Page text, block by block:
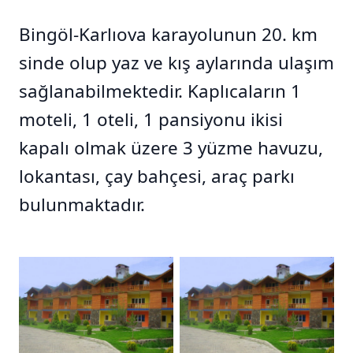
Bingöl-Karlıova karayolunun 20. km
sinde olup yaz ve kış aylarında ulaşım
sağlanabilmektedir. Kaplıcaların 1
moteli, 1 oteli, 1 pansiyonu ikisi
kapalı olmak üzere 3 yüzme havuzu,
lokantası, çay bahçesi, araç parkı
bulunmaktadır.